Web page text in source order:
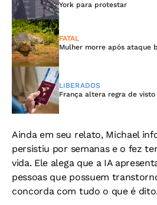
York para protestar
FATAL
Mulher morre após ataque
LIBERADOS
França altera regra de
Ainda em seu relato, Michael
persistiu por semanas e o fez
vida. Ele alega que a IA
pessoas que possuem
concorda com tudo o que é dito.